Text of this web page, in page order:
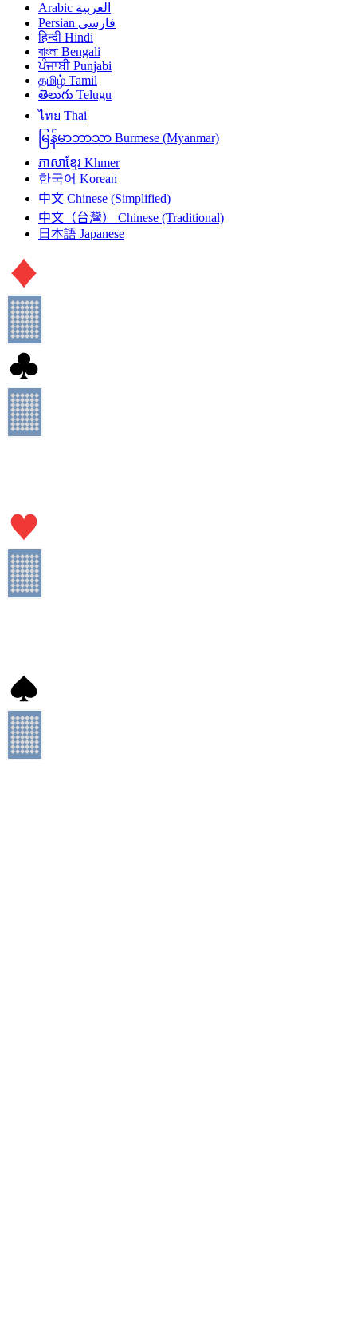
العربية Arabic
فارسی Persian
हिन्दी Hindi
বাংলা Bengali
ਪੰਜਾਬੀ Punjabi
தமிழ் Tamil
తెలుగు Telugu
ไทย Thai
မြန်မာဘာသာ Burmese (Myanmar)
ភាសាខ្មែរ Khmer
한국어 Korean
中文 Chinese (Simplified)
中文（台灣）
Chinese (Traditional)
日本語 Japanese